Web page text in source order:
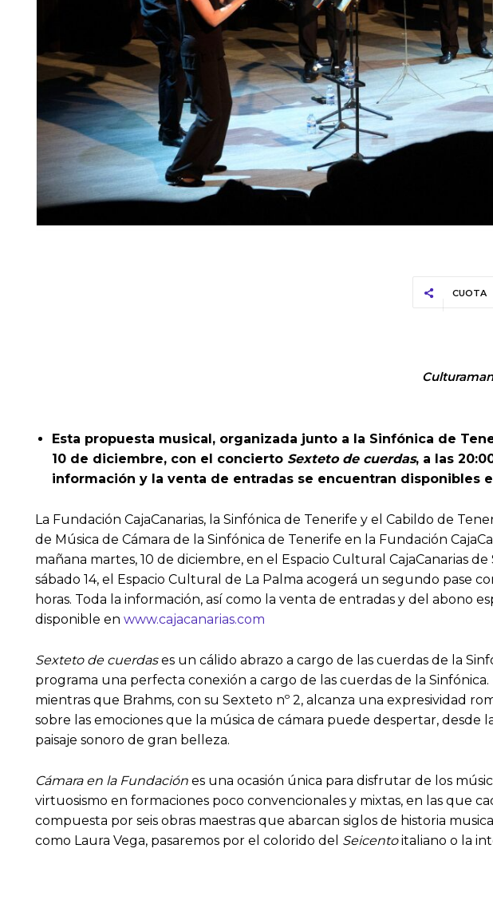
CUOTA
Esta propuesta musical, organizada junto a la Sinfónica de
10 de diciembre, con el concierto Sexteto de cuerdas, a las
información y la venta de entradas se encuentran disponibles
La Fundación CajaCanarias, la Sinfónica de Tenerife y el Cabildo de
de Música de Cámara de la Sinfónica de Tenerife en la Fundación
mañana martes, 10 de diciembre, en el Espacio Cultural CajaCanarias
sábado 14, el Espacio Cultural de La Palma acogerá un segundo pase
horas. Toda la información, así como la venta de entradas y del abono
disponible en www.cajacanarias.com
Sexteto de cuerdases un cálido abrazo a cargo de las cuerdas de la
programa una perfecta conexión a cargo de las cuerdas de la
mientras que Brahms, con su Sexteto nº 2, alcanza una expresividad
sobre las emociones que la música de cámara puede despertar,
paisaje sonoro de gran belleza.
Cámara en la Fundación es una ocasión única para disfrutar de los
virtuosismo en formaciones poco convencionales y mixtas, en las que
compuesta por seis obras maestras que abarcan siglos de historia
como Laura Vega, pasaremos por el colorido del Seicentoitaliano o la